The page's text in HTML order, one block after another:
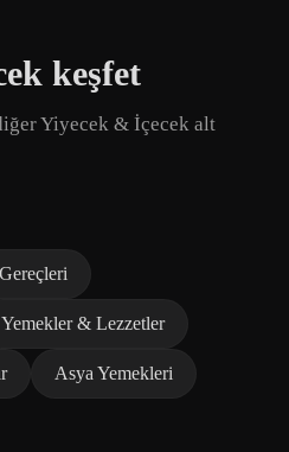
keşfet
Yiyecek & İçecek alt
Yemekler & Lezzetler
Asya Yemekleri